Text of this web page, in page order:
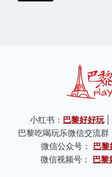
小红书： 巴黎好好玩|
巴黎吃喝玩乐微信交流群
微信公众号： 巴黎
微信视频号： 巴黎